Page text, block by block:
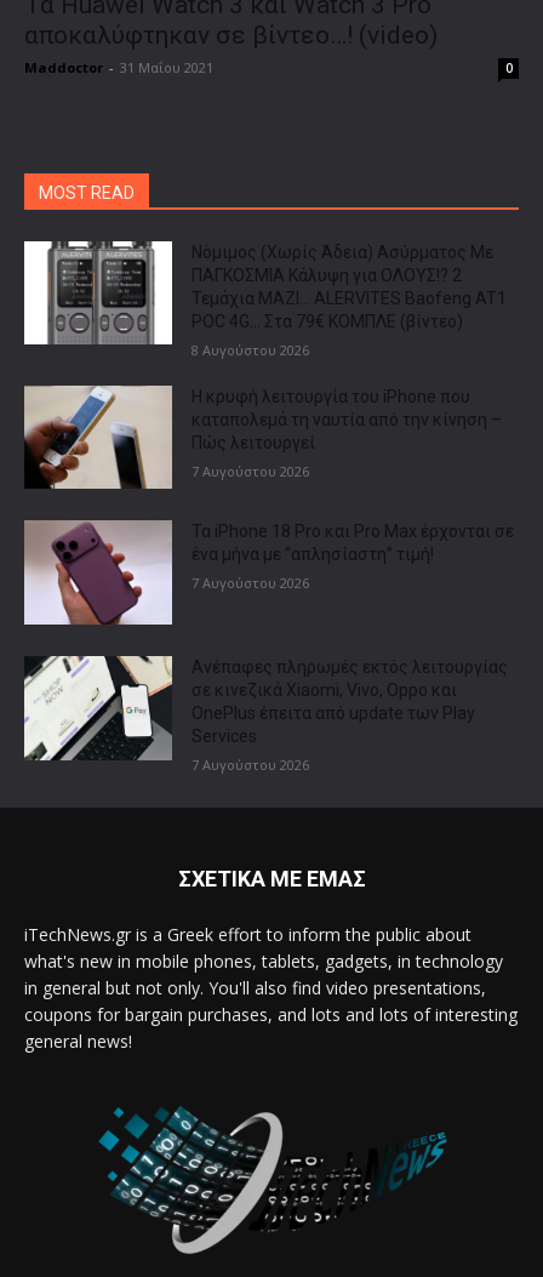
αποκαλύφτηκαν σε βίντεο…! (video)
Maddoctor - 31 Μαΐου 2021 0
MOST READ
Νόμιμος (Χωρίς Άδεια) Ασύρματος Με
ΠΑΓΚΟΣΜΙΑ Κάλυψη για ΟΛΟΥΣ!? 2
Τεμάχια ΜΑΖΙ… ALERVITES Baofeng AT1
POC 4G… Στα 79€ ΚΟΜΠΛΕ (βίντεο)
8 Αυγούστου 2026
Η κρυφή λειτουργία του iPhone που
καταπολεμά τη ναυτία από την κίνηση –
Πώς λειτουργεί
7 Αυγούστου 2026
Τα iPhone 18 Pro και Pro Max έρχονται σε
ένα μήνα με “απλησίαστη” τιμή!
7 Αυγούστου 2026
Ανέπαφες πληρωμές εκτός λειτουργίας
σε κινεζικά Xiaomi, Vivo, Oppo και
OnePlus έπειτα από update των Play
Services
7 Αυγούστου 2026
ΣΧΕΤΙΚΑ ΜΕ ΕΜΑΣ
iTechNews.gr is a Greek effort to inform the public about
what's new in mobile phones, tablets, gadgets, in technology
in general but not only. You'll also find video presentations,
coupons for bargain purchases, and lots and lots of interesting
general news!